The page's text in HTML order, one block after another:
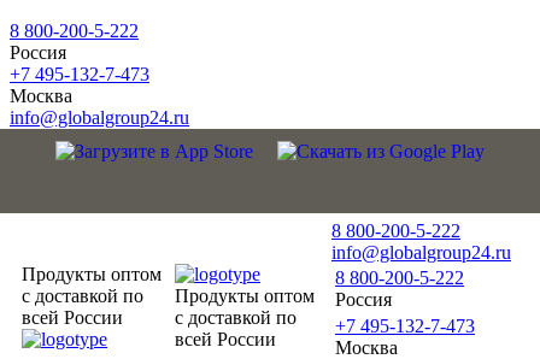
8 800-200-5-222
Россия
+7 495-132-7-473
Москва
info@globalgroup24.ru
Продукты оптом
с доставкой по
всей России
Продукты оптом
с доставкой по
всей России
8 800-200-5-222
info@globalgroup24.ru
8 800-200-5-222
Россия
+7 495-132-7-473
Москва